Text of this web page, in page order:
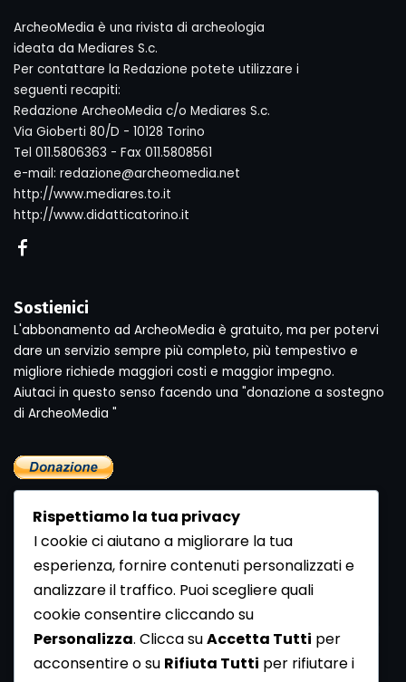
ArcheoMedia è una rivista di archeologia
ideata da Mediares S.c.
Per contattare la Redazione potete utilizzare i
seguenti recapiti:
Redazione ArcheoMedia c/o Mediares S.c.
Via Gioberti 80/D - 10128 Torino
Tel 011.5806363 - Fax 011.5808561
e-mail: redazione@archeomedia.net
http://www.mediares.to.it
http://www.didatticatorino.it
Sostienici
L'abbonamento ad ArcheoMedia è gratuito, ma per potervi
dare un servizio sempre più completo, più tempestivo e
migliore richiede maggiori costi e maggior impegno.
Aiutaci in questo senso facendo una "donazione a sostegno
di ArcheoMedia "
Newsletter
Se vuoi ricevere la Rivista gratuita di archeologia realizzata
dalla Redazione di ArcheoMedia iscriviti alla nostra
Newsletter [Clicca Qui]
Rispettiamo la tua privacy
I cookie ci aiutano a migliorare la tua
esperienza, fornire contenuti personalizzati e
analizzare il traffico. Puoi scegliere quali
cookie consentire cliccando su
Personalizza. Clicca suAccetta Tutti per
acconsentire o su Rifiuta Tutti per rifiutare i